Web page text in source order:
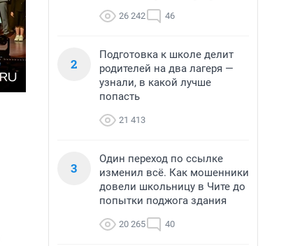
26 242 46
2
Подготовка к школе делит
родителей на два лагеря —
узнали, в какой лучше
попасть
21 413
3
Один переход по ссылке
изменил всё. Как мошенники
довели школьницу в Чите до
попытки поджога здания
20 265 40